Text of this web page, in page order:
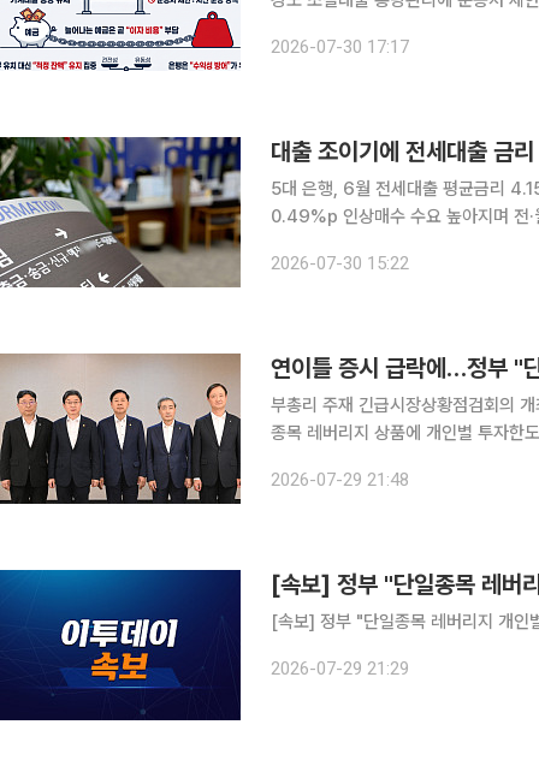
대출로 운용하기 어려운 상황에서 수
2026-07-30 17:17
대출 조이기에 전세대출 금
5대 은행, 6월 전세대출 평균금리
0.49%p 인상매수 수요 높아지며 전·월세도 줄어⋯이
전세대출 취급 금리가 오름세를 보인
2026-07-30 15:22
연이틀 증시 급락에…정부 "
부총리 주재 긴급시장상황점검회의 개최 정부가 최근 국내 증시 급락의 주요인으로 거론되
종목 레버리지 상품에 개인별 투자한
29일 정부서울청사에서 구윤철 경제
2026-07-29 21:48
[속보] 정부 "단일종목 레버
[속보] 정부 "단일종목 레버리지 개인
2026-07-29 21:29